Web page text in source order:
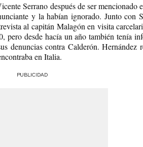
Serrano después de ser mencionado
y la habían ignorado. Junto con
al capitán Malagón en visita
desde hacía un año también tenía
contra Calderón. Hernández
en Italia.
PUBLICIDAD